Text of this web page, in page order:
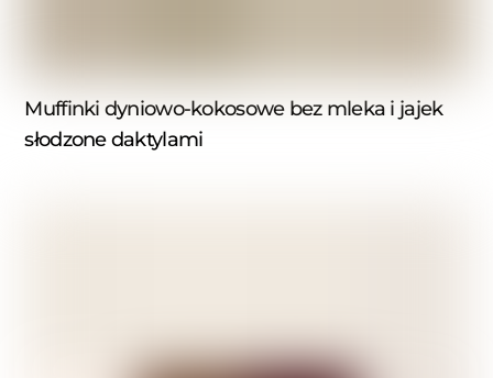
Muffinki dyniowo-kokosowe bez mleka i jajek
słodzone daktylami